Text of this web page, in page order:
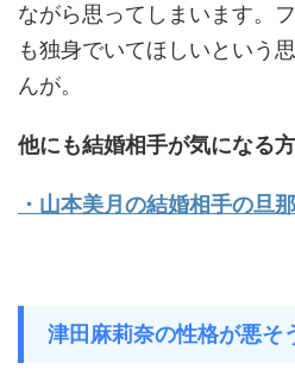
ながら思ってしまいます。
も独身でいてほしいという
んが。
他にも結婚相手が気になる
・山本美月の結婚相手の旦
津田麻莉奈の性格が悪そ